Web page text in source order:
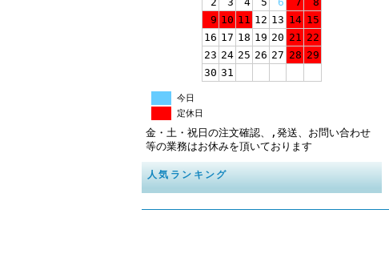
9 10 11 12 13 14 15
16 17 18 19 20 21 22
23 24 25 26 27 28 29
30 31
今日
定休日
金・土・祝日の注文確認、,発送、お問い合わせ
等の業務はお休みを頂いております
人気ランキング